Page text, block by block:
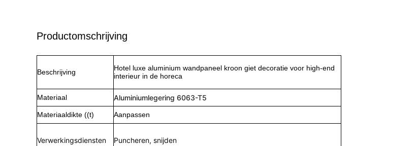
Productomschrijving
Beschrijving
Hotel luxe aluminium wandpaneel kroon giet decoratie voor high-end
interieur in de horeca
Materiaal Aluminiumlegering 6063-T5
Materiaaldikte ((t) Aanpassen
Verwerkingsdiensten Puncheren, snijden